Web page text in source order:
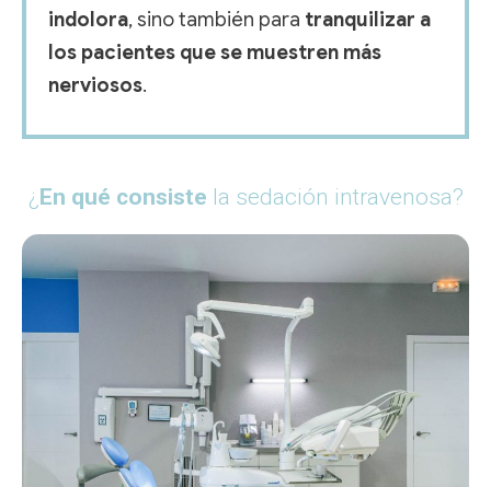
indolora, sino también para tranquilizar a
los pacientes que se muestren más
nerviosos.
¿ En qué consiste la sedación intravenosa?